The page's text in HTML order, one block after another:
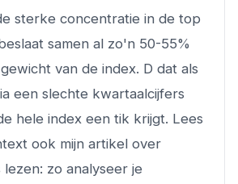
sterke concentratie in de top
samen al zo'n 50-55%
van de index. D dat als
een slechte kwartaalcijfers
hele index een tik krijgt. Lees
ook mijn artikel over
zo analyseer je